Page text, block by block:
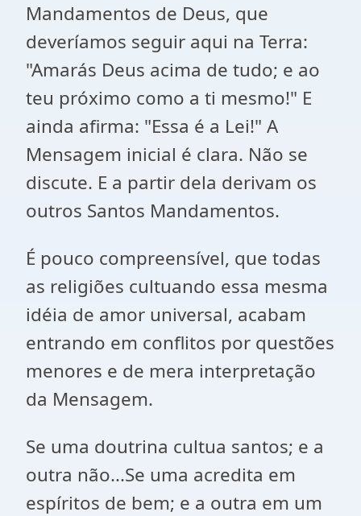
Mandamentos de Deus, que
deveríamos seguir aqui na Terra:
"Amarás Deus acima de tudo; e ao
teu próximo como a ti mesmo!" E
ainda afirma: "Essa é a Lei!" A
Mensagem inicial é clara. Não se
discute. E a partir dela derivam os
outros Santos Mandamentos.
É pouco compreensível, que todas
as religiões cultuando essa mesma
idéia de amor universal, acabam
entrando em conflitos por questões
menores e de mera interpretação
da Mensagem.
Se uma doutrina cultua santos; e a
outra não...Se uma acredita em
espíritos de bem; e a outra em um